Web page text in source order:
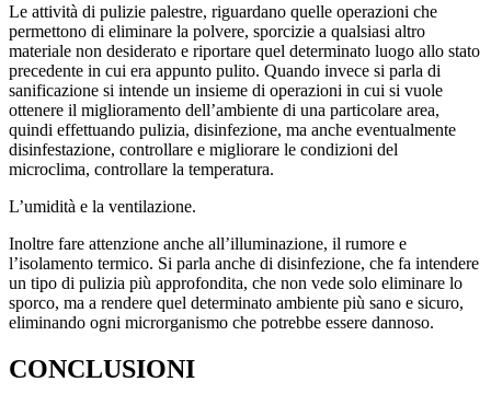
Le attività di pulizie palestre, riguardano quelle operazioni che
permettono di eliminare la polvere, sporcizie a qualsiasi altro
materiale non desiderato e riportare quel determinato luogo allo stato
precedente in cui era appunto pulito. Quando invece si parla di
sanificazione si intende un insieme di operazioni in cui si vuole
ottenere il miglioramento dell’ambiente di una particolare area,
quindi effettuando pulizia, disinfezione, ma anche eventualmente
disinfestazione, controllare e migliorare le condizioni del
microclima, controllare la temperatura.
L’umidità e la ventilazione.
Inoltre fare attenzione anche all’illuminazione, il rumore e
l’isolamento termico. Si parla anche di disinfezione, che fa intendere
un tipo di pulizia più approfondita, che non vede solo eliminare lo
sporco, ma a rendere quel determinato ambiente più sano e sicuro,
eliminando ogni microrganismo che potrebbe essere dannoso.
CONCLUSIONI